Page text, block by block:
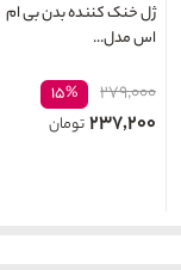
ژل خنک کننده بدن بی ام
اس مدل...
۲۷۹,۰۰۰ ۱۵%
۲۳۷,۲۰۰تومان